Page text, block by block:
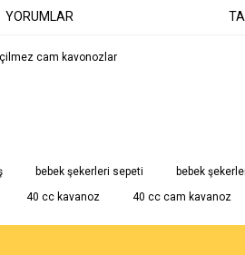
YORUMLAR
cam kavonozlar
Bu ürüne ilk yorumu siz yapın!
yetersiz gördüğünüz noktaları öneri
bebek şekerleri sepeti bebek
40 cc kavanoz 40 cc cam kavanoz